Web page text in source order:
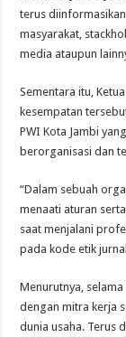
terus
masyarakat,
media ataupun
Sementara itu,
kesempatan
PWI Kota Jambi
berorganisasi dan
“Dalam sebuah
menaati aturan
saat menjalani
pada kode etik
Menurutnya,
dengan mitra kerja
dunia usaha. Terus